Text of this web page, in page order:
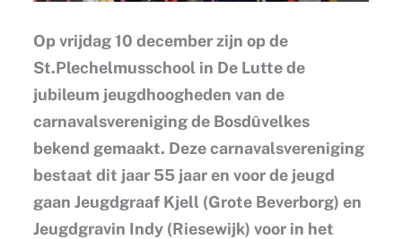
Op vrijdag 10 december zijn op de
St.Plechelmusschool in De Lutte de
jubileum jeugdhoogheden van de
carnavalsvereniging de Bosdûvelkes
bekend gemaakt. Deze carnavalsvereniging
bestaat dit jaar 55 jaar en voor de jeugd
gaan Jeugdgraaf Kjell (Grote Beverborg) en
Jeugdgravin Indy (Riesewijk) voor in het